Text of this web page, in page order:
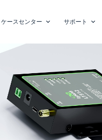
ケースセンター サポート